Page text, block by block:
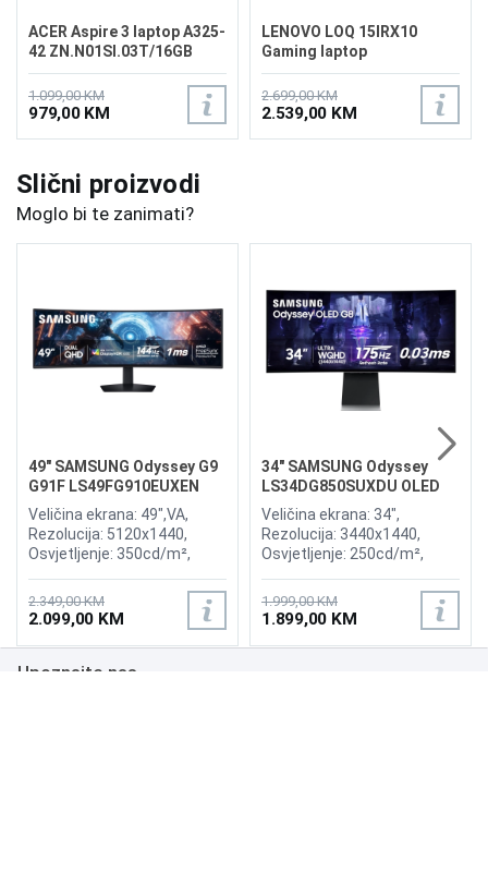
ACER Aspire 3 laptop A325-
42 ZN.N01SI.03T/16GB
1.099,00 KM
979,00 KM
LENOVO LOQ 15IRX10
Gaming laptop
83JE00N6SC
2.699,00 KM
2.539,00 KM
Slični proizvodi
Moglo bi te zanimati?
49" SAMSUNG Odyssey G9
G91F LS49FG910EUXEN
144Hz Gaming Curved
Display
Veličina ekrana: 49",VA,
Rezolucija: 5120x1440,
Osvjetljenje: 350cd/m²,
Osvježenje: 144Hz, AMD
FreeSync Premium Pro,
Priključci: 2xHDMI 2.1,
DisplayPort, 2xUSB 3.2, USB-
B
2.349,00 KM
2.099,00 KM
34" SAMSUNG Odyssey
LS34DG850SUXDU OLED
G8 175Hz Gaming Curved
Display
Veličina ekrana: 34",
Rezolucija: 3440x1440,
Osvjetljenje: 250cd/m²,
Osvježenje: 175Hz, AMD
FreeSync Premium,
Wireless LAN, Bluetooth ,
Priključci: 2xHDMI,
1.999,00 KM
1.899,00 KM
Upoznajte nas